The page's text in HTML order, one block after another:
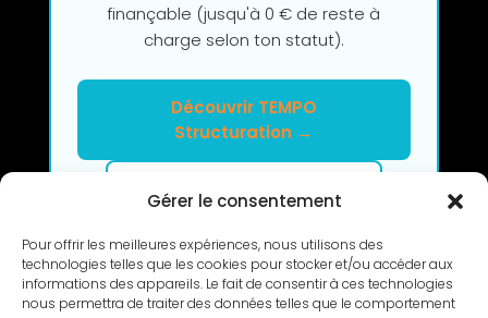
Gérer le consentement
Pour offrir les meilleures expériences, nous utilisons des
technologies telles que les cookies pour stocker et/ou accéder aux
informations des appareils. Le fait de consentir à ces technologies
nous permettra de traiter des données telles que le comportement
finançable (jusqu'à 0 € de reste à
charge selon ton statut).
Découvrir TEMPO
Structuration →
Clarifier mon projet en 2h